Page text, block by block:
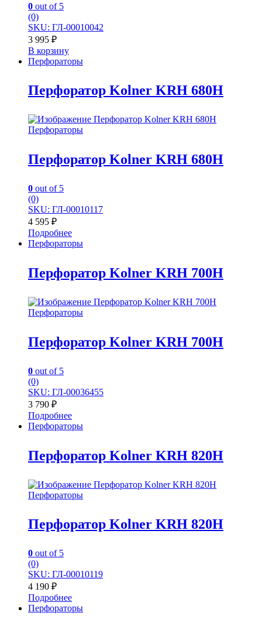
0 out of 5
(0)
SKU: ГЛ-00010042
3 995 ₽
В корзину
Перфораторы
Перфоратор Kolner KRH 680H
Перфораторы
Перфоратор Kolner KRH 680H
0 out of 5
(0)
SKU: ГЛ-00010117
4 595 ₽
Подробнее
Перфораторы
Перфоратор Kolner KRH 700H
Перфораторы
Перфоратор Kolner KRH 700H
0 out of 5
(0)
SKU: ГЛ-00036455
3 790 ₽
Подробнее
Перфораторы
Перфоратор Kolner KRH 820H
Перфораторы
Перфоратор Kolner KRH 820H
0 out of 5
(0)
SKU: ГЛ-00010119
4 190 ₽
Подробнее
Перфораторы